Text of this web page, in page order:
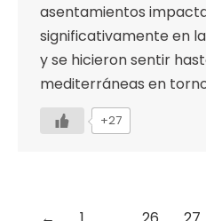
asentamientos
significativamente en
y se hicieron sentir
mediterráneas en torno
+27